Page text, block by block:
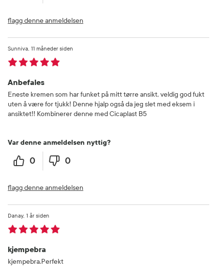
flagg denne anmeldelsen
Anbefales
11 måneder siden
Sunniva
Eneste kremen som har funket på mitt tørre ansikt, veldig god fukt
uten å være for tjukk! Denne hjalp også da jeg slet med eksem i
ansiktet!! Kombinerer denne med Cicaplast B5
Var denne anmeldelsen nyttig?
0 0
flagg denne anmeldelsen
kjempebra
1 år siden
Danay
kjempebra.Perfekt